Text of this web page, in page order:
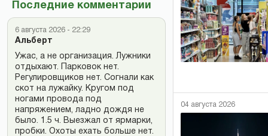
Последние комментарии
6 августа 2026 - 22:29
Альберт
Ужас, а не организация. Лужники
отдыхают. Парковок нет.
Регулировщиков нет. Согнали как
скот на лужайку. Кругом под
ногами провода под
напряжением, ладно дождя не
было. 1.5 ч. Выезжал от ярмарки,
пробки. Охоты ехать больше нет.
04 августа 2026